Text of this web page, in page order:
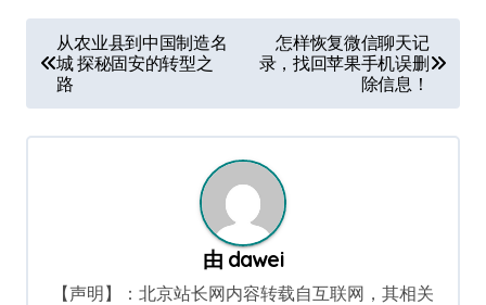
章
导
航
从农业县到中国制造名
城 探秘固安的转型之
路
怎样恢复微信聊天记
录，找回苹果手机误删
除信息！
由 dawei
【声明】：北京站长网内容转载自互联网，其相关